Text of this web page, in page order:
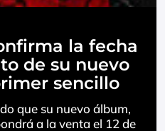
la fecha
de su nuevo
sencillo
que su nuevo álbum,
a la venta el 12 de